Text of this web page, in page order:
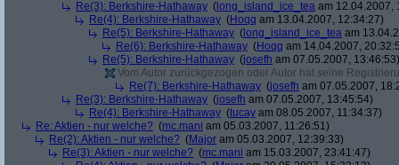
Re(3): Berkshire-Hathaway ( long_island_ice_tea am 12.04.2007,
Re(4): Berkshire-Hathaway (Hoqq am 13.04.2007, 12:34:27)
Re(5): Berkshire-Hathaway ( long_island_ice_tea am
Re(6): Berkshire-Hathaway (Hoqq am 14.04.2007,
Re(5): Berkshire-Hathaway (josefh am 07.05.2007, 13:46:53)
Vom Autor zurückgezogen oder Autor hat seine
Re(7): Berkshire-Hathaway (josefh am 07.05.2007,
Re(3): Berkshire-Hathaway (josefh am 07.05.2007, 13:45:54)
Re(4): Berkshire-Hathaway (tucay am 08.05.2007, 11:34:37)
Re: Aktien - nur welche? (mc.mani am 05.03.2007, 11:26:51)
Re(2): Aktien - nur welche? (Major am 05.03.2007, 12:39:33)
Re(3): Aktien - nur welche? (mc.mani am 15.03.2007, 23:41:47)